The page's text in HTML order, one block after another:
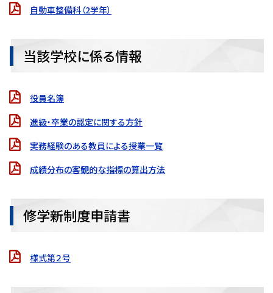
自動車整備科（2学年）
当該学校に係る情報
役員名簿
進級・卒業の認定に関する方針
実務経験のある教員による授業一覧
成績分布の客観的な指標の算出方法
修学新制度申請書
様式第２号